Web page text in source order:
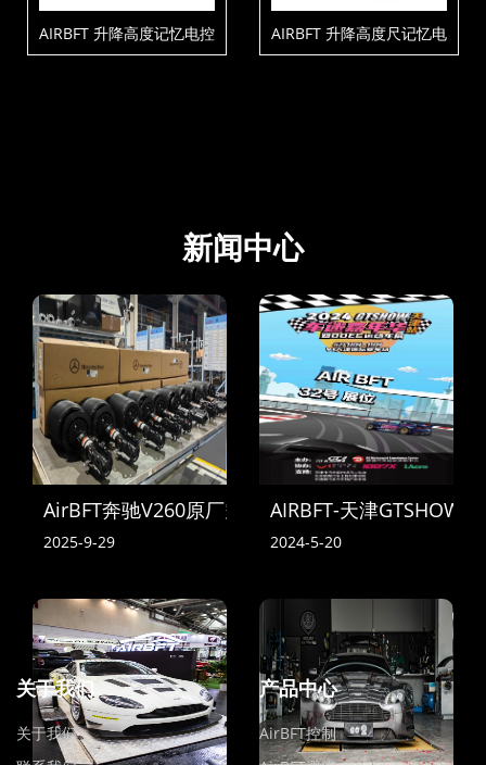
AIRBFT 升降高度记忆电控
套件V4-P3-C1-T3
AIRBFT 升降高度尺记忆电
控套件V4-PH3-C1-T3
新闻中心
AirBFT奔驰V260原厂空气悬挂到货
2025-9-29
AIRBFT-天津GTSHOW
2024-5-20
关于我们
关于我们
产品中心
AirBFT控制